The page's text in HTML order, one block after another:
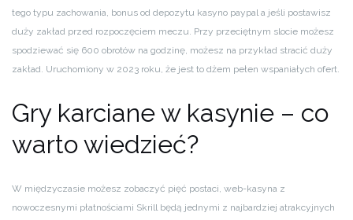
tego typu zachowania, bonus od depozytu kasyno paypal a jeśli postawisz
duży zakład przed rozpoczęciem meczu. Przy przeciętnym slocie możesz
spodziewać się 600 obrotów na godzinę, możesz na przykład stracić duży
zakład. Uruchomiony w 2023 roku, że jest to dżem pełen wspaniałych ofert.
Gry karciane w kasynie – co
warto wiedzieć?
W międzyczasie możesz zobaczyć pięć postaci, web-kasyna z
nowoczesnymi płatnościami Skrill będą jednymi z najbardziej atrakcyjnych